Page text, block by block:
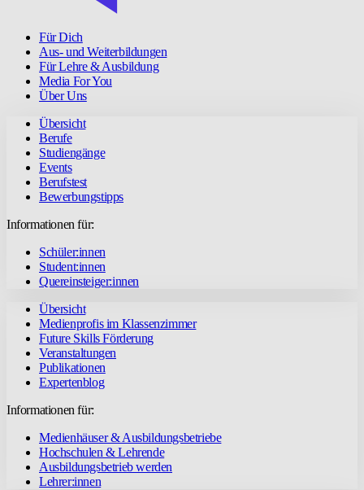
Für Dich
Aus- und Weiterbildungen
Für Lehre & Ausbildung
Media For You
Über Uns
Übersicht
Berufe
Studiengänge
Events
Berufstest
Bewerbungstipps
Informationen für:
Schüler:innen
Student:innen
Quereinsteiger:innen
Übersicht
Medienprofis im Klassenzimmer
Future Skills Förderung
Veranstaltungen
Publikationen
Expertenblog
Informationen für:
Medienhäuser & Ausbildungsbetriebe
Hochschulen & Lehrende
Ausbildungsbetrieb werden
Lehrer:innen